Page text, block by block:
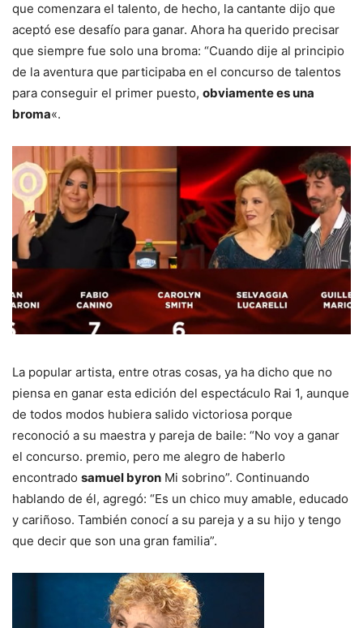
que comenzara el talento, de hecho, la cantante dijo que
aceptó ese desafío para ganar. Ahora ha querido precisar
que siempre fue solo una broma: “Cuando dije al principio
de la aventura que participaba en el concurso de talentos
para conseguir el primer puesto, obviamente es una
broma«.
La popular artista, entre otras cosas, ya ha dicho que no
piensa en ganar esta edición del espectáculo Rai 1, aunque
de todos modos hubiera salido victoriosa porque
reconoció a su maestra y pareja de baile: “No voy a ganar
el concurso. premio, pero me alegro de haberlo
encontrado samuel byron Mi sobrino”. Continuando
hablando de él, agregó: “Es un chico muy amable, educado
y cariñoso. También conocí a su pareja y a su hijo y tengo
que decir que son una gran familia”.